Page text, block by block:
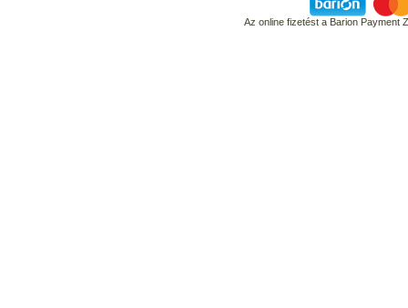
Az online fizetést a Barion Payment